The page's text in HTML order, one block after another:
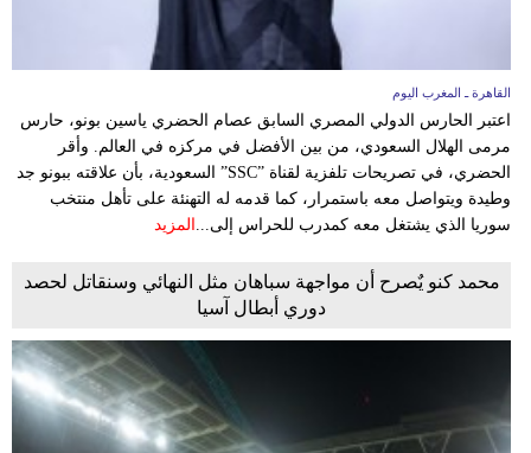
القاهرة ـ المغرب اليوم
اعتبر الحارس الدولي المصري السابق عصام الحضري ياسين بونو، حارس
مرمى الهلال السعودي، من بين الأفضل في مركزه في العالم. وأقر
الحضري، في تصريحات تلفزية لقناة ”SSC” السعودية، بأن علاقته ببونو جد
وطيدة ويتواصل معه باستمرار، كما قدمه له التهنئة على تأهل منتخب
سوريا الذي يشتغل معه كمدرب للحراس إلى... المزيد
محمد كنو يٌصرح أن مواجهة سباهان مثل النهائي وسنقاتل لحصد
دوري أبطال آسيا